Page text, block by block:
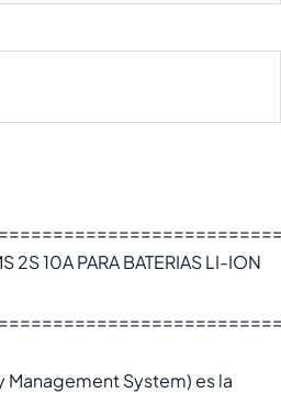
2S 10A PARA BATERIAS LI-ION
Management System) es la